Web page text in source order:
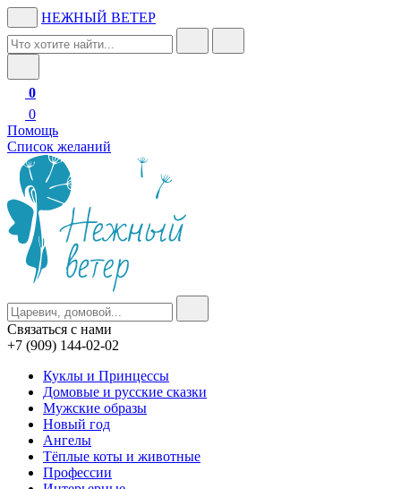
НЕЖНЫЙ ВЕТЕР
0
0
Помощь
Список желаний
Связаться с нами
+7 (909) 144-02-02
Куклы и Принцессы
Домовые и русские сказки
Мужские образы
Новый год
Ангелы
Тёплые коты и животные
Профессии